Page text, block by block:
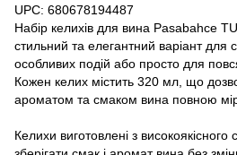
UPC: 680678194487
Набір келихів для вина Pasabahce
стильний та елегантний варіант для
особливих подій або просто для
Кожен келих містить 320 мл, що
ароматом та смаком вина повною
Келихи виготовлені з